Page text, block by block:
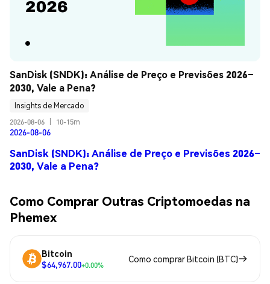
SanDisk (SNDK): Análise de Preço e Previsões 2026–
2030, Vale a Pena?
Insights de Mercado
2026-08-06
10-15m
2026-08-06
SanDisk (SNDK): Análise de Preço e Previsões 2026–
2030, Vale a Pena?
Como Comprar Outras Criptomoedas na
Phemex
Bitcoin
$64,967.00+0.00%
Como comprar Bitcoin (BTC)